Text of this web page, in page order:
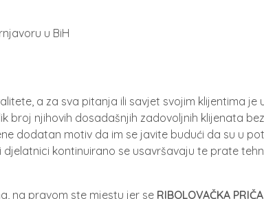
a za sva pitanja ili savjet svojim klijentima je
broj njihovih dosadašnjih zadovoljnih klijenata
dodatan motiv da im se javite budući da su u
kontinuirano se usavršavaju te prate
na pravom ste mjestu jer se RIBOLOVAČKA PRIČA